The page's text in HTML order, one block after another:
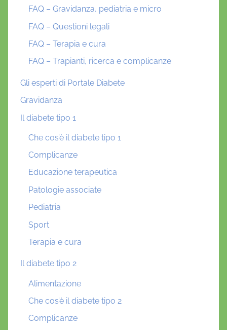
FAQ – Gravidanza, pediatria e micro
FAQ – Questioni legali
FAQ – Terapia e cura
FAQ – Trapianti, ricerca e complicanze
Gli esperti di Portale Diabete
Gravidanza
Il diabete tipo 1
Che cos’è il diabete tipo 1
Complicanze
Educazione terapeutica
Patologie associate
Pediatria
Sport
Terapia e cura
Il diabete tipo 2
Alimentazione
Che cos’è il diabete tipo 2
Complicanze